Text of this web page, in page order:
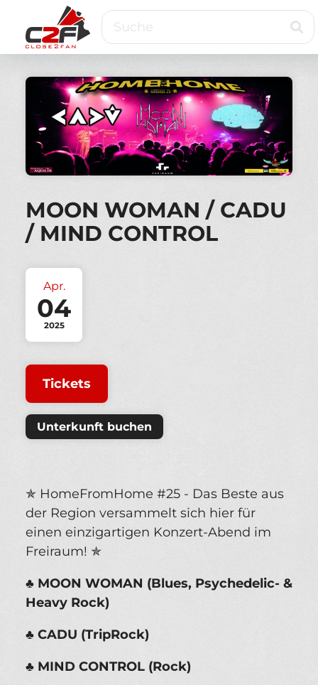
Inhalt
to
VIP
ticketing
Suche
MOON WOMAN / CADU
/ MIND CONTROL
Apr.
04
2025
Tickets
Unterkunft buchen
✯ HomeFromHome #25 - Das Beste aus
der Region versammelt sich hier für
einen einzigartigen Konzert-Abend im
Freiraum! ✯
♣ MOON WOMAN (Blues, Psychedelic- &
Heavy Rock)
♣ CADU (TripRock)
♣ MIND CONTROL (Rock)